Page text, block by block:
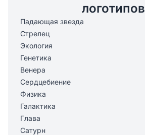
логотипов
Падающая звезда
Стрелец
Экология
Генетика
Венера
Сердцебиение
Физика
Галактика
Глава
Сатурн